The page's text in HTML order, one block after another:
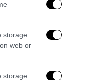
storage
web or
storage
εξήγησε ότι
προσδοκία,
γίνει 2.100
ύψος των
έχει
δολάρια.